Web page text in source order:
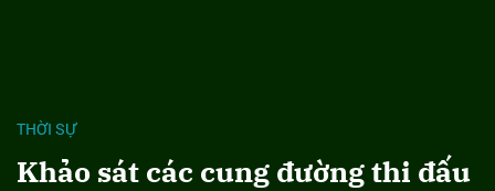
THỜI SỰ
Khảo sát các cung đường thi đấu